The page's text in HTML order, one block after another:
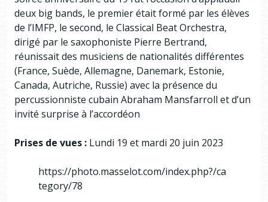
deux big bands, le premier était formé par les élèves
de l’IMFP, le second, le Classical Beat Orchestra,
dirigé par le saxophoniste Pierre Bertrand,
réunissait des musiciens de nationalités différentes
(France, Suède, Allemagne, Danemark, Estonie,
Canada, Autriche, Russie) avec la présence du
percussionniste cubain Abraham Mansfarroll et d’un
invité surprise à l’accordéon
Prises de vues : Lundi 19 et mardi 20 juin 2023
https://photo.masselot.com/index.php?/ca
tegory/78